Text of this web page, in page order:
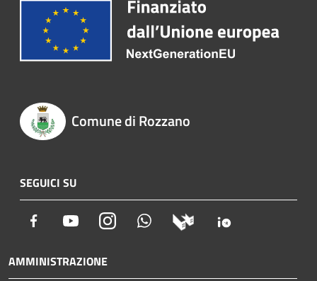
Comune di Rozzano
SEGUICI SU
Facebook YoutubeInstagram Whatsapp
AMMINISTRAZIONE